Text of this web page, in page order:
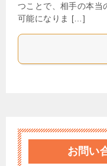
つことで、相手の本当
可能になりま […]
お問い